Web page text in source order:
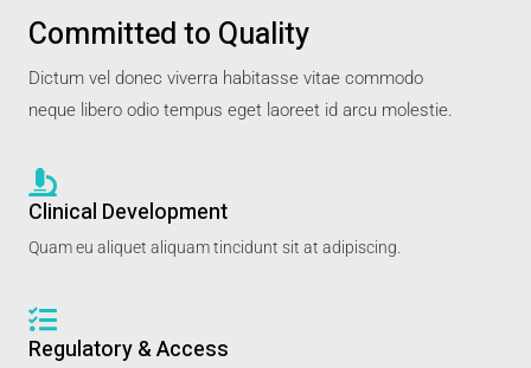
Committed to Quality
Dictum vel donec viverra habitasse vitae commodo
neque libero odio tempus eget laoreet id arcu molestie.
Clinical Development
Quam eu aliquet aliquam tincidunt sit at adipiscing.
Regulatory & Access